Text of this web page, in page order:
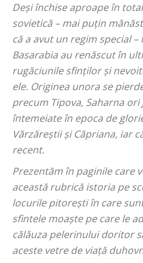
Deși închise aproape în
sovietică – mai puțin
că a avut un regim special
Basarabia au renăscut în
rugăciunile sfinților și
ele. Originea unora se
precum Tipova, Saharna ori
întemeiate în epoca de
Vărzăreștii și Căpriana, iar
recent.
Prezentăm în paginile care
această rubrică istoria pe
locurile pitorești în care
sfintele moaște pe care le
călăuza pelerinului doritor
aceste vetre de viață